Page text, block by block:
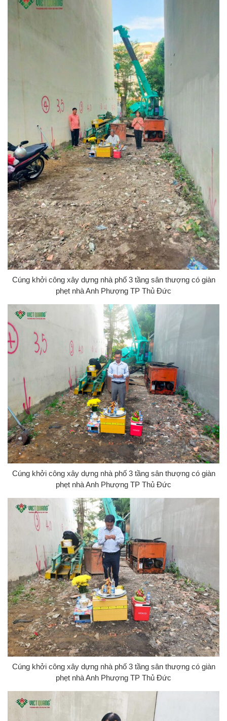
Cúng khởi công xây dựng nhà phố 3 tầng sân thượng có giàn
phẹt nhà Anh Phượng TP Thủ Đức
Cúng khởi công xây dựng nhà phố 3 tầng sân thượng có giàn
phẹt nhà Anh Phượng TP Thủ Đức
Cúng khởi công xây dựng nhà phố 3 tầng sân thượng có giàn
phẹt nhà Anh Phượng TP Thủ Đức